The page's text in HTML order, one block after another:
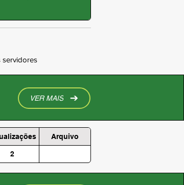
servidores
VER MAIS
Arquivo
2